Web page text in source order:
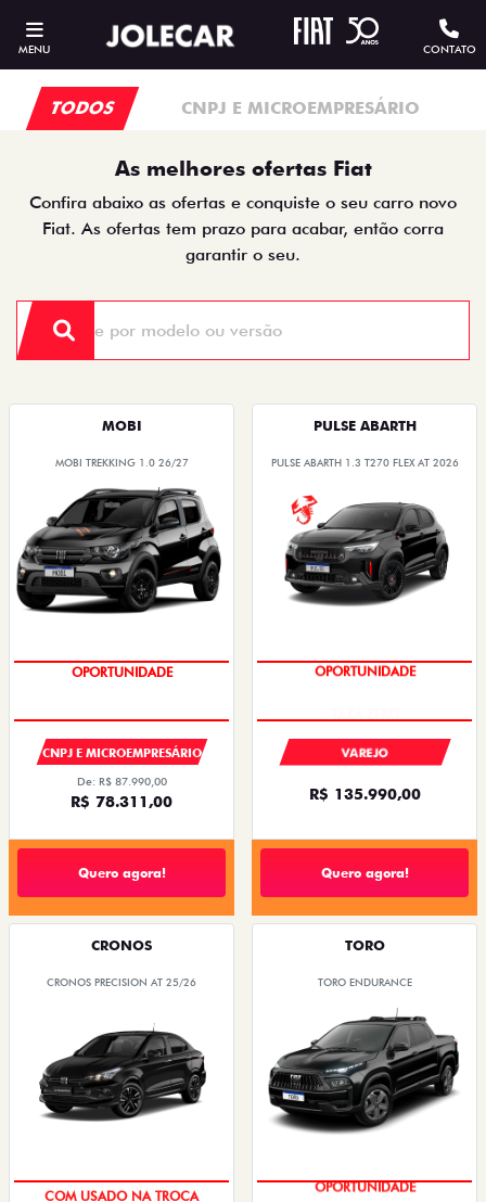
MENU CONTATO
TODOS CNPJ E MICROEMPRESÁRIO
As melhores ofertas Fiat
Confira abaixo as ofertas e conquiste o seu carro novo
Fiat. As ofertas tem prazo para acabar, então corra
garantir o seu.
MOBI
MOBI TREKKING 1.0 26/27
OPORTUNIDADE
CNPJ E MICROEMPRESÁRIO
De: R$ 87.990,00
R$ 78.311,00
Quero agora!
PULSE ABARTH
PULSE ABARTH 1.3 T270 FLEX AT 2026
OPORTUNIDADE
VAREJO
R$ 135.990,00
Quero agora!
CRONOS
CRONOS PRECISION AT 25/26
COM USADO NA TROCA
TORO
TORO ENDURANCE
OPORTUNIDADE